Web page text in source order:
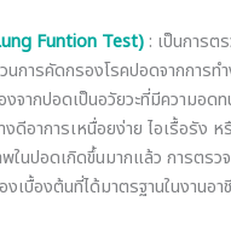
Funtion Test) : เป็นการต
นการคัดกรองโรคปอดจากการท
งจากปอดเป็นอวัยวะที่มีความอด
งดีอาการเหนื่อยง่าย ไอเรื้อรัง
ในปอดเกิดขึ้นมากแล้ว การตร
เบื้องต้นที่ได้มาตรฐานในงานอา